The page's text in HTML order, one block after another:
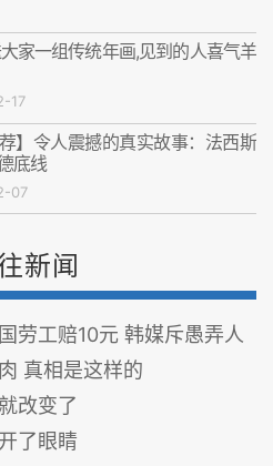
家一组传统年画,见到的人喜气羊
17
荐】令人震撼的真实故事：法西斯
底线
07
新闻
劳工赔10元 韩媒斥愚弄人
真相是这样的
改变了
了眼睛